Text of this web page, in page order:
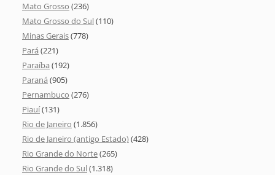
Mato Grosso (236)
Mato Grosso do Sul(110)
Minas Gerais(778)
Pará (221)
Paraíba (192)
Paraná (905)
Pernambuco (276)
Piauí(131)
Rio de Janeiro (1.856)
Rio de Janeiro (antigo Estado)(428)
Rio Grande do Norte(265)
Rio Grande do Sul(1.318)